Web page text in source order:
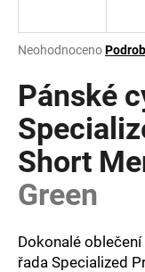
Průměrné
produktu
je
0,0
z
5
hvězdiček.
Neohodnoceno
Pánské
Short
Green
Dokonalé
řada Specialized
j
t
?